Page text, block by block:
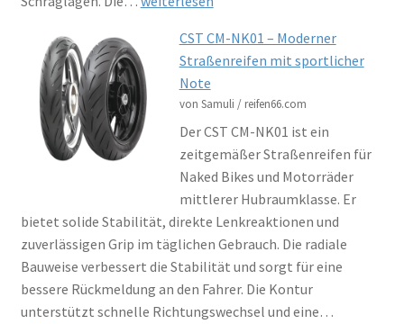
–
Sportlicher
Alltagsreifen
mit
ausgewogener
Performance
CST CM-NK01 – Moderner
Straßenreifen mit sportlicher
Note
von Samuli / reifen66.com
Der CST CM-NK01 ist ein
zeitgemäßer Straßenreifen für
Naked Bikes und Motorräder
mittlerer Hubraumklasse. Er
bietet solide Stabilität, direkte Lenkreaktionen und
zuverlässigen Grip im täglichen Gebrauch. Die radiale
Bauweise verbessert die Stabilität und sorgt für eine
bessere Rückmeldung an den Fahrer. Die Kontur
unterstützt schnelle Richtungswechsel und eine…